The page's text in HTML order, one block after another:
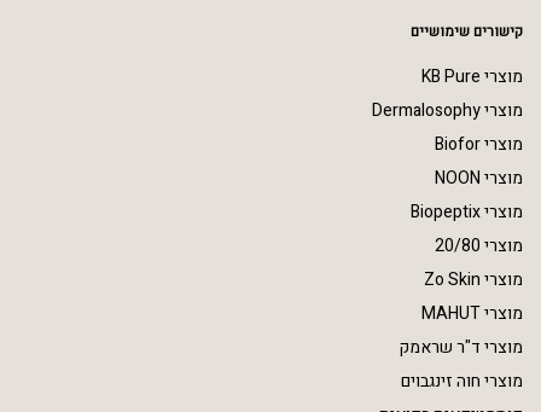
קישורים שימושיים
מוצרי KB Pure
מוצרי Dermalosophy
מוצרי Biofor
מוצרי NOON
מוצרי Biopeptix
מוצרי 20/80
מוצרי Zo Skin
מוצרי MAHUT
מוצרי ד"ר שראמק
מוצרי חוה זינגבוים